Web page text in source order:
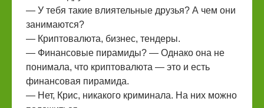
— У тебя такие влиятельные друзья? А чем они
занимаются?
— Криптовалюта, бизнес, тендеры.
— Финансовые пирамиды? — Однако она не
понимала, что криптовалюта — это и есть
финансовая пирамида.
— Нет, Крис, никакого криминала. На них можно